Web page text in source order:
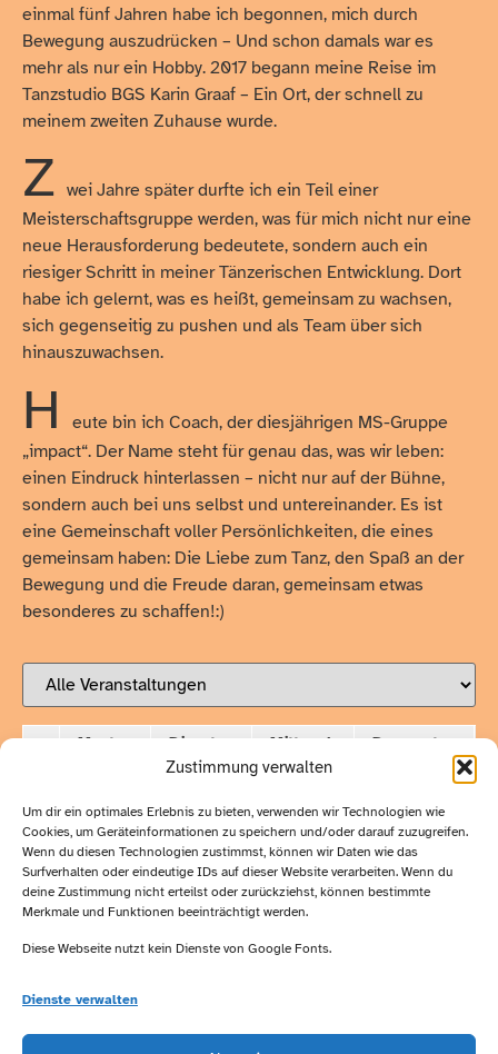
Zustimmung verwalten
Um dir ein optimales Erlebnis zu bieten, verwenden wir Technologien wie
Cookies, um Geräteinformationen zu speichern und/oder darauf zuzugreifen.
Wenn du diesen Technologien zustimmst, können wir Daten wie das
Surfverhalten oder eindeutige IDs auf dieser Website verarbeiten. Wenn du
deine Zustimmung nicht erteilst oder zurückziehst, können bestimmte
Merkmale und Funktionen beeinträchtigt werden.
Diese Webseite nutzt kein Dienste von Google Fonts.
Dienste verwalten
einmal fünf Jahren habe ich begonnen, mich durch
Bewegung auszudrücken – Und schon damals war es
mehr als nur ein Hobby. 2017 begann meine Reise im
Tanzstudio BGS Karin Graaf – Ein Ort, der schnell zu
meinem zweiten Zuhause wurde.
Z wei Jahre später durfte ich ein Teil einer
Meisterschaftsgruppe werden, was für mich nicht nur eine
neue Herausforderung bedeutete, sondern auch ein
riesiger Schritt in meiner Tänzerischen Entwicklung. Dort
habe ich gelernt, was es heißt, gemeinsam zu wachsen,
sich gegenseitig zu pushen und als Team über sich
hinauszuwachsen.
H
eute bin ich Coach, der diesjährigen MS-Gruppe
„impact“. Der Name steht für genau das, was wir leben:
einen Eindruck hinterlassen – nicht nur auf der Bühne,
sondern auch bei uns selbst und untereinander. Es ist
eine Gemeinschaft voller Persönlichkeiten, die eines
gemeinsam haben: Die Liebe zum Tanz, den Spaß an der
Bewegung und die Freude daran, gemeinsam etwas
besonderes zu schaffen!:)
Montag Dienstag Mittwoch Donnerstag
Kontakt:
Lüneburger
Uelzen
Wichtige
Links:
Besucht